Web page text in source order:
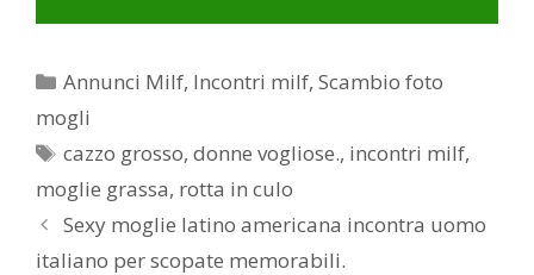
Categorie
Annunci Milf, Incontri milf,Scambio foto
mogli
Tag
cazzo grosso,donne vogliose., incontri milf,
moglie grassa, rotta in culo
Post
navigation
Sexy moglie latino americana incontra uomo
italiano per scopate memorabili.